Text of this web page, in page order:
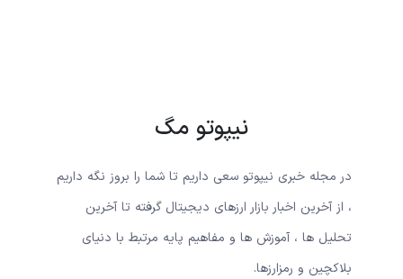
نیپوتو مگ
در مجله خبری نیپوتو سعی داریم تا شما را بروز نگه داریم
، از آخرین اخبار بازار ارزهای دیجیتال گرفته تا آخرین
تحلیل ها ، آموزش ها و مفاهیم پایه مرتبط با دنیای
بلاکچین و رمزارزها.